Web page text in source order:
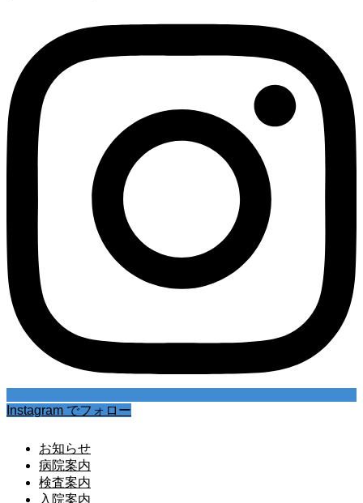
Instagram でフォロー
お知らせ
病院案内
検査案内
入院案内